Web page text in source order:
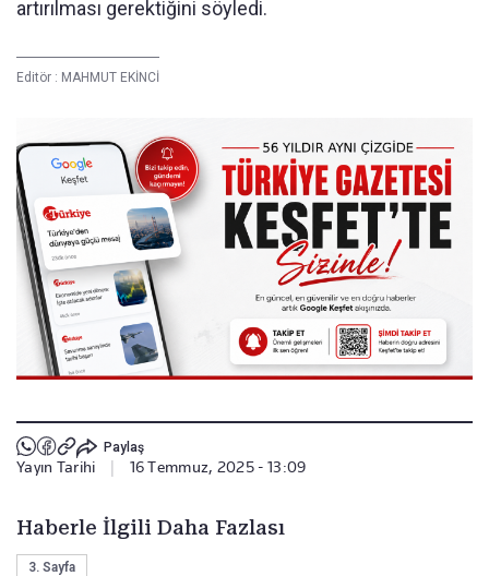
artırılması gerektiğini söyledi.
Editör : MAHMUT EKİNCİ
Paylaş
Yayın Tarihi 16 Temmuz, 2025 - 13:09
Haberle İlgili Daha Fazlası
3. Sayfa